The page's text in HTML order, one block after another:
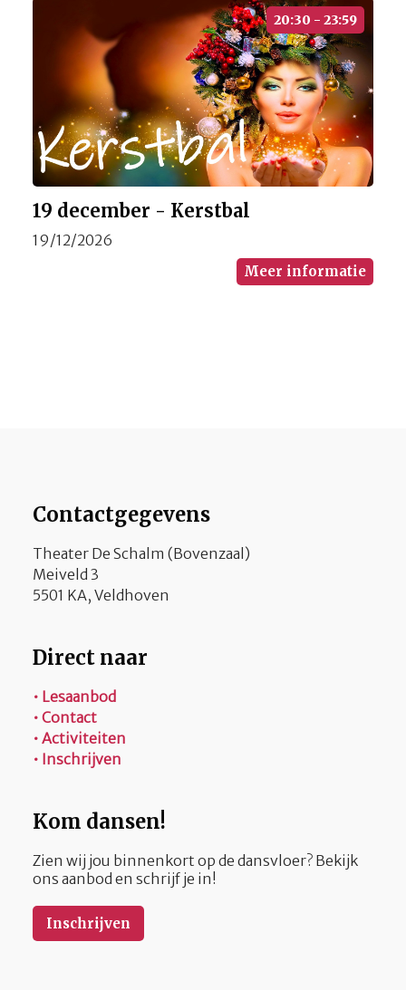
19 december - Kerstbal
19/12/2026
20:30 - 23:59
Meer informatie
Contactgegevens
Theater De Schalm (Bovenzaal)
Meiveld 3
5501 KA, Veldhoven
Direct naar
• Lesaanbod
• Contact
• Activiteiten
• Inschrijven
Kom dansen!
Zien wij jou binnenkort op de dansvloer? Bekijk
ons aanbod en schrijf je in!
Inschrijven